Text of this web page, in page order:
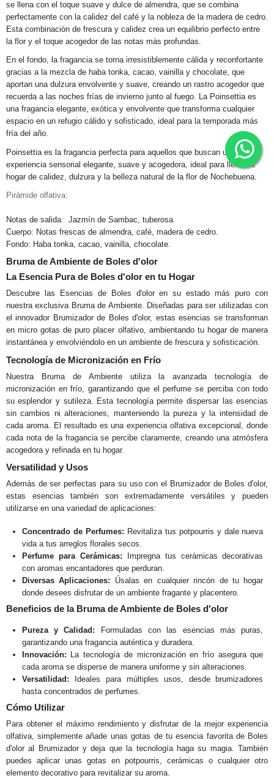
se llena con el toque suave y dulce de almendra, que se combina
perfectamente con la calidez del café y la nobleza de la madera de cedro.
Esta combinación de frescura y calidez crea un equilibrio perfecto entre
la flor y el toque acogedor de las notas más profundas.
En el fondo, la fragancia se torna irresistiblemente cálida y reconfortante
gracias a la mezcla de haba tonka, cacao, vainilla y chocolate, que
aportan una dulzura envolvente y suave, creando un rastro acogedor que
recuerda a las noches frías de invierno junto al fuego. La Poinsettia es
una fragancia elegante, exótica y envolvente que transforma cualquier
espacio en un refugio cálido y sofisticado, ideal para la temporada más
fría del año.
Poinsettia es la fragancia perfecta para aquellos que buscan una
experiencia sensorial elegante, suave y acogedora, ideal para llenar tu
hogar de calidez, dulzura y la belleza natural de la flor de Nochebuena.
Pirámide olfativa:
Notas de salida: Jazmín de Sambac, tuberosa.
Cuerpo: Notas frescas de almendra, café, madera de cedro.
Fondo: Haba tonka, cacao, vainilla, chocolate.
Bruma de Ambiente de Boles d'olor
La Esencia Pura de Boles d'olor en tu Hogar
Descubre las Esencias de Boles d'olor en su estado más puro con
nuestra exclusiva Bruma de Ambiente. Diseñadas para ser utilizadas con
el innovador Brumizador de Boles d'olor, estas esencias se transforman
en micro gotas de puro placer olfativo, ambientando tu hogar de manera
instantánea y envolviéndolo en un ambiente de frescura y sofisticación.
Tecnología de Micronización en Frío
Nuestra Bruma de Ambiente utiliza la avanzada tecnología de
micronización en frío, garantizando que el perfume se perciba con todo
su esplendor y sutileza. Esta tecnología permite dispersar las esencias
sin cambios ni alteraciones, manteniendo la pureza y la intensidad de
cada aroma. El resultado es una experiencia olfativa excepcional, donde
cada nota de la fragancia se percibe claramente, creando una atmósfera
acogedora y refinada en tu hogar.
Versatilidad y Usos
Además de ser perfectas para su uso con el Brumizador de Boles d'olor,
estas esencias también son extremadamente versátiles y pueden
utilizarse en una variedad de aplicaciones:
Concentrado de Perfumes: Revitaliza tus potpourris y dale nueva
vida a tus arreglos florales secos.
Perfume para Cerámicas: Impregna tus cerámicas decorativas
con aromas encantadores que perduran.
Diversas Aplicaciones: Úsalas en cualquier rincón de tu hogar
donde desees disfrutar de un ambiente fragante y placentero.
Beneficios de la Bruma de Ambiente de Boles d'olor
Pureza y Calidad: Formuladas con las esencias más puras,
garantizando una fragancia auténtica y duradera.
Innovación: La tecnología de micronización en frío asegura que
cada aroma se disperse de manera uniforme y sin alteraciones.
Versatilidad: Ideales para múltiples usos, desde brumizadores
hasta concentrados de perfumes.
Cómo Utilizar
Para obtener el máximo rendimiento y disfrutar de la mejor experiencia
olfativa, simplemente añade unas gotas de tu esencia favorita de Boles
d'olor al Brumizador y deja que la tecnología haga su magia. También
puedes aplicar unas gotas en potpourris, cerámicas o cualquier otro
elemento decorativo para revitalizar su aroma.